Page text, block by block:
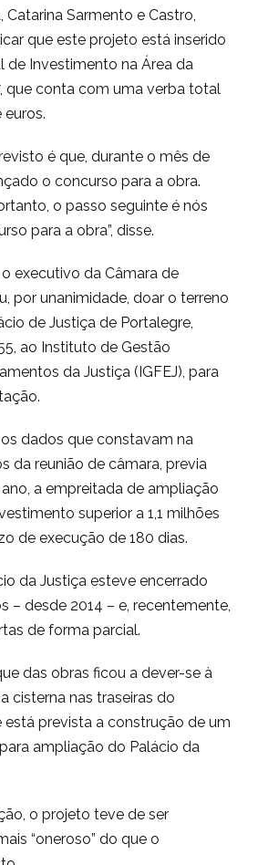
Catarina Sarmento e Castro,
que este projeto está inserido
de Investimento na Área da
que conta com uma verba total
é que, durante o mês de
o concurso para a obra.
o passo seguinte é nós
para a obra”, disse.
executivo da Câmara de
por unanimidade, doar o terreno
de Justiça de Portalegre,
ao Instituto de Gestão
da Justiça (IGFEJ), para
dados que constavam na
da reunião de câmara, previa
ano, a empreitada de ampliação
superior a 1,1 milhões
de execução de 180 dias.
da Justiça esteve encerrado
– desde 2014 – e, recentemente,
de forma parcial.
das obras ficou a dever-se à
cisterna nas traseiras do
está prevista a construção de um
ampliação do Palácio da
o projeto teve de ser
“oneroso” do que o